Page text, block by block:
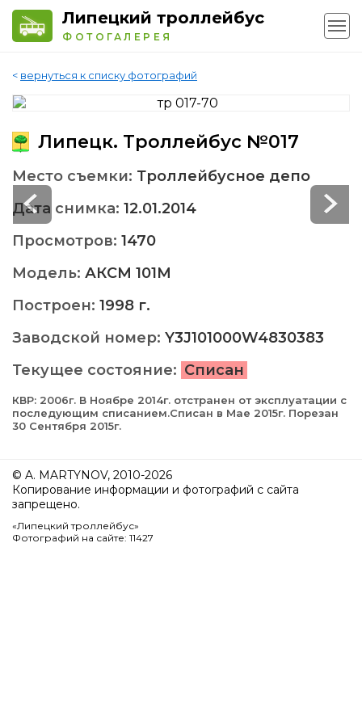
Липецкий троллейбус
ФОТОГАЛЕРЕЯ
< вернуться к списку фотографий
Липецк. Троллейбус №017
Место съемки: Троллейбусное депо
Дата снимка: 12.01.2014
Просмотров: 1470
Модель: АКСМ 101M
Построен: 1998 г.
Заводской номер: Y3J101000W4830383
Текущее состояние: Списан
КВР: 2006г. В Ноябре 2014г. отстранен от эксплуатации с
последующим списанием.Списан в Мае 2015г. Порезан
30 Сентября 2015г.
© A. MARTYNOV, 2010-2026
Копирование информации и фотографий с сайта
запрещено.
«Липецкий троллейбус»
Фотографий на сайте: 11427